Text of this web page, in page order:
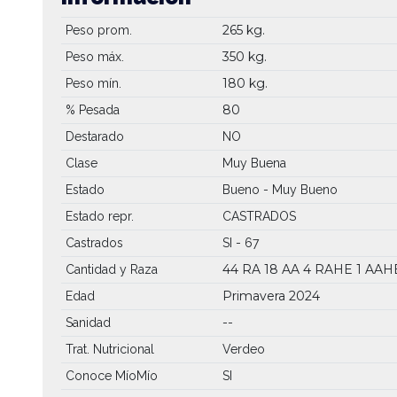
Peso prom. 265 kg.
Peso máx. 350 kg.
Peso mín. 180 kg.
% Pesada 80
Destarado
NO
Clase
Muy Buena
Estado
Bueno - Muy Bueno
Estado repr.
CASTRADOS
Castrados
SI - 67
Cantidad y Raza
44 RA 18 AA 4 RAHE 1
Edad Primavera 2024
Sanidad
--
Trat. Nutricional
Verdeo
Conoce MíoMío
SI